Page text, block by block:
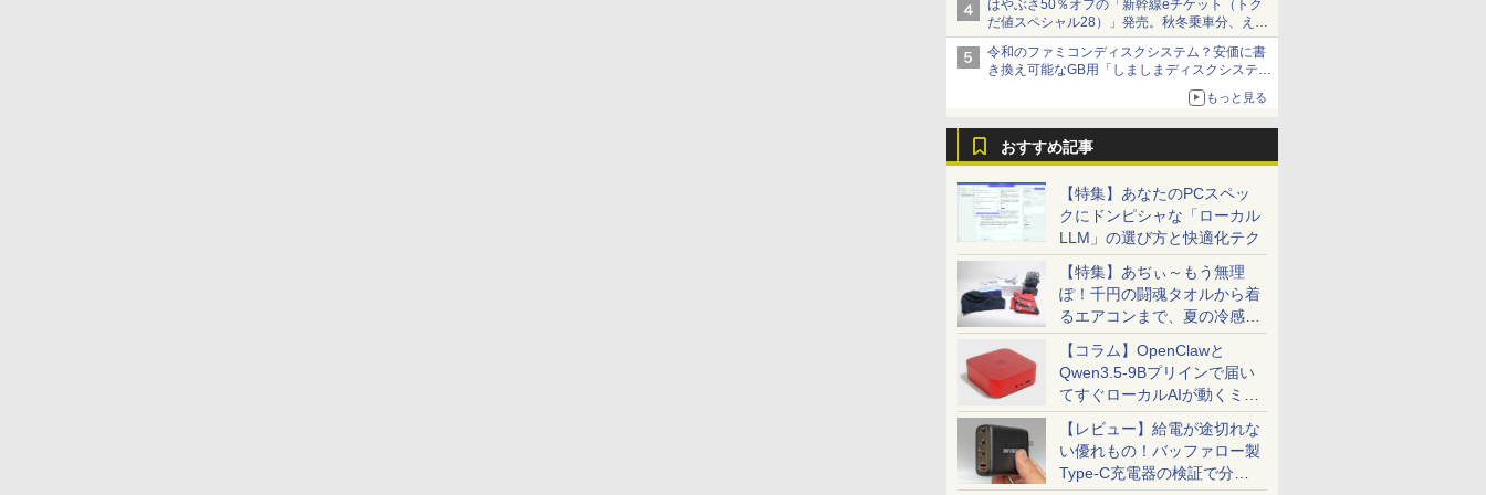
はやぶさ50％オフの「新幹線eチケット（トク
だ値スペシャル28）」発売。秋冬乗車分、えき
ねっと限定
令和のファミコンディスクシステム？安価に書
き換え可能なGB用「しましまディスクシステ
もっと見る
おすすめ記事
【特集】あなたのPCスペッ
クにドンピシャな「ローカル
LLM」の選び方と快適化テク
【特集】あぢぃ～もう無理
ぽ！千円の闘魂タオルから着
るエアコンまで、夏の冷感グ
ッズ一挙紹介
【コラム】OpenClawと
Qwen3.5-9Bプリインで届い
てすぐローカルAIが動くミニ
PC「SER9 Pro」
【レビュー】給電が途切れな
い優れもの！バッファロー製
Type-C充電器の検証で分か